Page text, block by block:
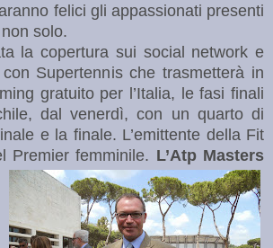
felici gli appassionati presenti
solo.
la copertura sui social network e
Supertennis che trasmetterà in
gratuito per l’Italia, le fasi finali
dal venerdì, con un quarto di
e la finale. L’emittente della Fit
Premier femminile. L’Atp Masters